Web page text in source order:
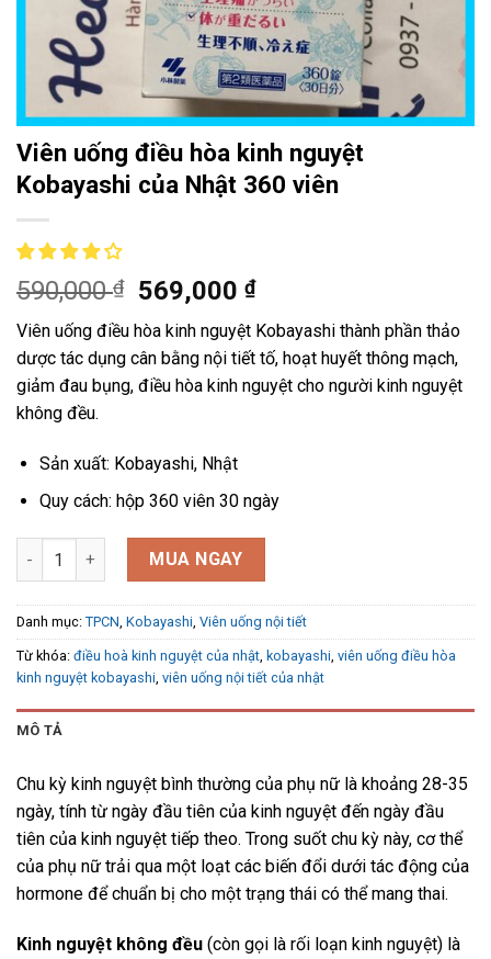
Viên uống điều hòa kinh nguyệt
Kobayashi của Nhật 360 viên
590,000₫ 569,000₫
Viên uống điều hòa kinh nguyệt Kobayashi thành phần thảo
dược tác dụng cân bằng nội tiết tố, hoạt huyết thông mạch,
giảm đau bụng, điều hòa kinh nguyệt cho người kinh nguyệt
không đều.
Sản xuất: Kobayashi, Nhật
Quy cách: hộp 360 viên 30 ngày
Viên uống điều hòa kinh nguyệt Kobayashi của Nhật 360 viên
MUA NGAY
Danh mục: TPCN, Kobayashi, Viên uống nội tiết
Từ khóa: điều hoà kinh nguyệt của nhật, kobayashi, viên uống điều hòa
kinh nguyệt kobayashi, viên uống nội tiết của nhật
MÔ TẢ
Chu kỳ kinh nguyệt bình thường của phụ nữ là khoảng 28-35
ngày, tính từ ngày đầu tiên của kinh nguyệt đến ngày đầu
tiên của kinh nguyệt tiếp theo. Trong suốt chu kỳ này, cơ thể
của phụ nữ trải qua một loạt các biến đổi dưới tác động của
hormone để chuẩn bị cho một trạng thái có thể mang thai.
Kinh nguyệt không đều (còn gọi là rối loạn kinh nguyệt) là